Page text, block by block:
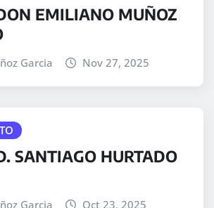
EMILIANO MUÑOZ
Garcia Nov 27, 2025
SANTIAGO HURTADO
Garcia Oct 23, 2025